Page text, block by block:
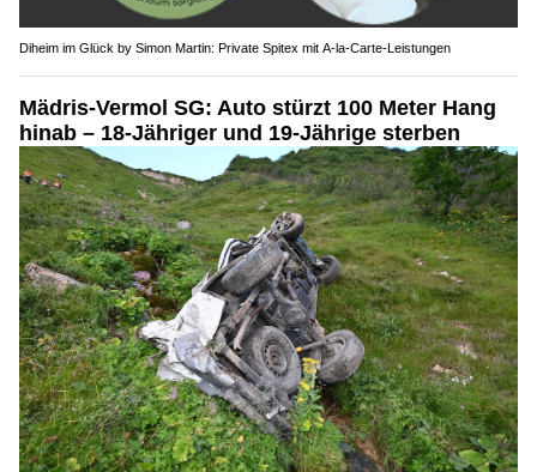
Diheim im Glück by Simon Martin: Private Spitex mit A-la-Carte-Leistungen
Mädris-Vermol SG: Auto stürzt 100 Meter Hang
hinab – 18-Jähriger und 19-Jährige sterben